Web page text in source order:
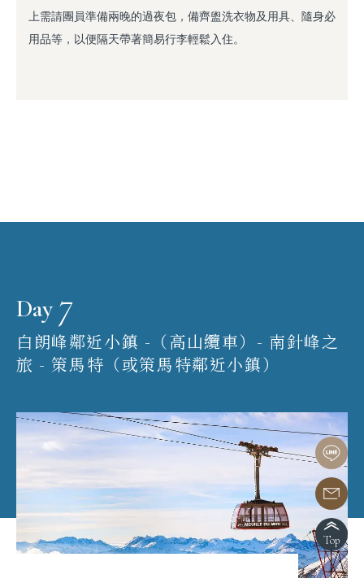
上需請團員準備兩晚的過夜包，備齊盥洗衣物及用具、隨身必
用品等，以便隔天帶著簡易行李輕鬆入住。
Day7
白朗峰鄰近小鎮 -（高山纜車）- 南針峰之
旅 - 策馬特（或策馬特鄰近小鎮）
Top